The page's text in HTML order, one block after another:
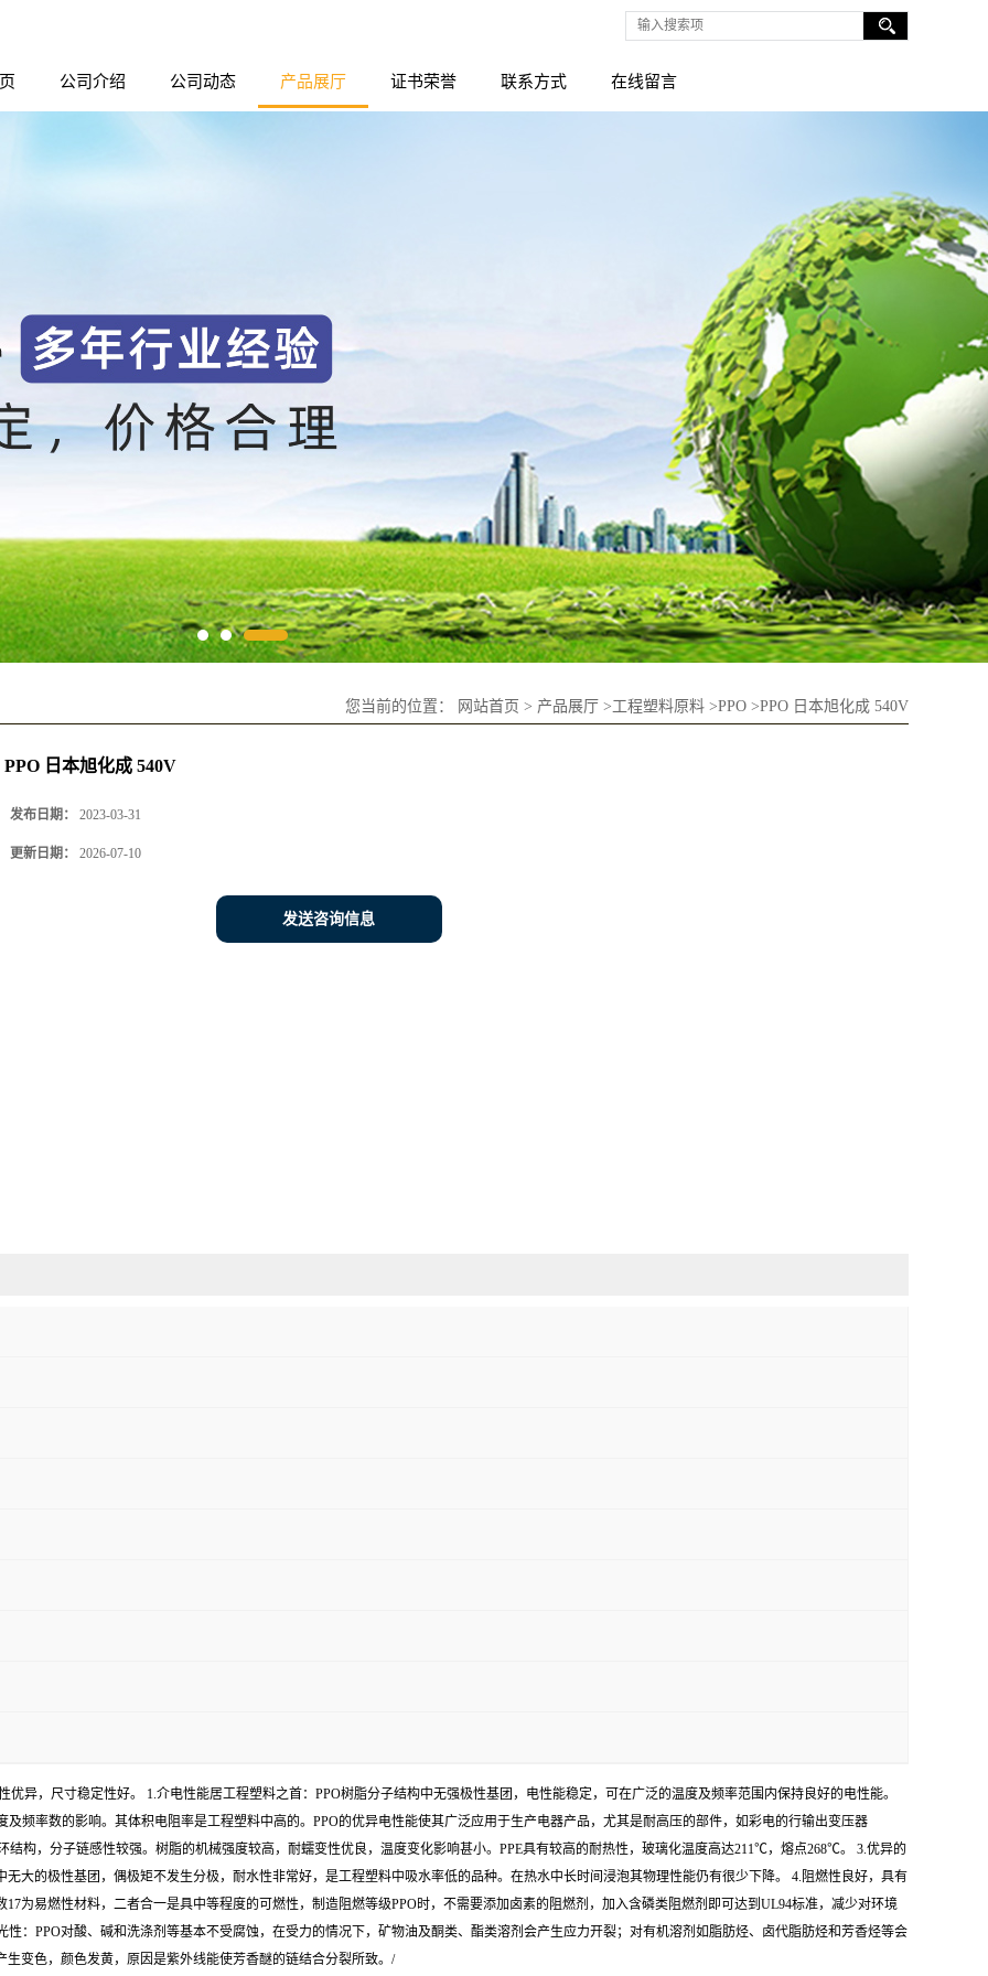
公司介绍 公司动态 产品展厅 证书荣誉 联系方式 在线留言
您当前的位置： 网站首页 > 产品展厅 >工程塑料原料 >PPO >PPO 日本旭化成 540V
PPO 日本旭化成 540V
发布日期： 2023-03-31
更新日期： 2026-07-10
发送咨询信息
异，尺寸稳定性好。 1.介电性能居工程塑料之首：PPO树脂分子结构中无强极性基团，电性能稳定，可在广泛的温度及频率范围内保持良好的电性能。
频率数的影响。其体积电阻率是工程塑料中高的。PPO的优异电性能使其广泛应用于生产电器产品，尤其是耐高压的部件，如彩电的行输出变压器
结构，分子链感性较强。树脂的机械强度较高，耐蠕变性优良，温度变化影响甚小。PPE具有较高的耐热性，玻璃化温度高达211℃，熔点268℃。 3.优异的
大的极性基团，偶极矩不发生分极，耐水性非常好，是工程塑料中吸水率低的品种。在热水中长时间浸泡其物理性能仍有很少下降。 4.阻燃性良好，具有
为易燃性材料，二者合一是具中等程度的可燃性，制造阻燃等级PPO时，不需要添加卤素的阻燃剂，加入含磷类阻燃剂即可达到UL94标准，减少对环境
：PPO对酸、碱和洗涤剂等基本不受腐蚀，在受力的情况下，矿物油及酮类、酯类溶剂会产生应力开裂；对有机溶剂如脂肪烃、卤代脂肪烃和芳香烃等会
变色，颜色发黄，原因是紫外线能使芳香醚的链结合分裂所致。/